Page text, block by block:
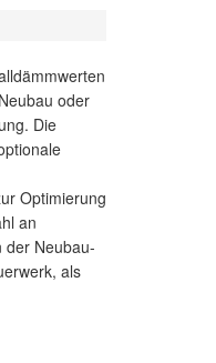
oder
Die
Optimierung
an
der Neubau-
als